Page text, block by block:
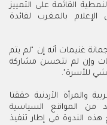
القائمة على التمييز
بالمغرب لفائدة
غنيمات أنه إن "لم يتم
وإن لم تتحسن مشاركة
للأسرة".
والمرأة الأردنية حققتا
من المواقع السياسية
هذه الندوة في إطار تنفيذ